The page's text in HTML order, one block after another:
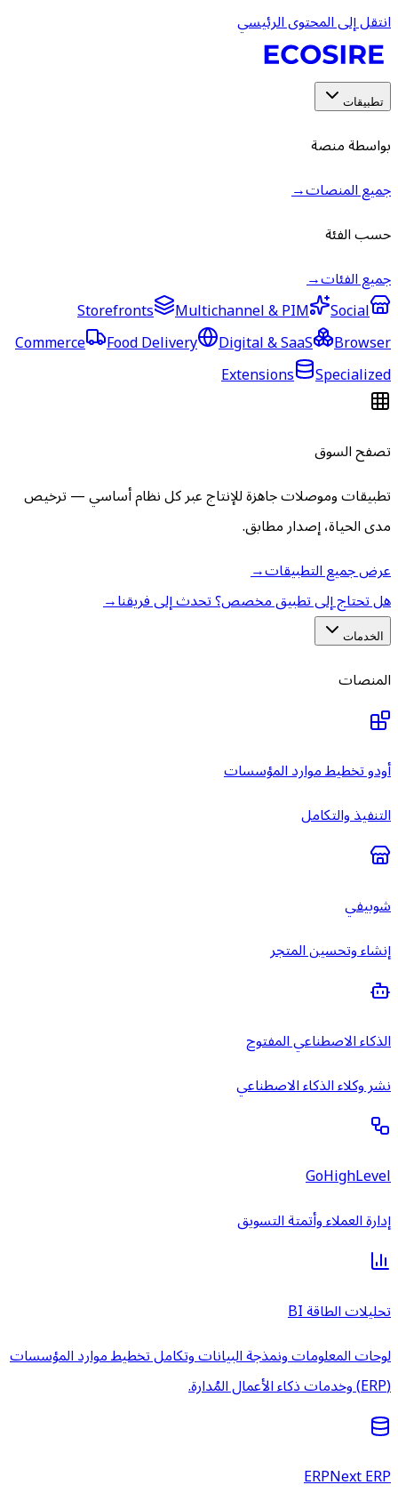
انتقل إلى المحتوى الرئيسي
تطبيقات
بواسطة منصة
جميع المنصات→
حسب الفئة
جميع الفئات→
Storefronts
Multichannel & PIM
Social
Commerce
Food Delivery Digital & SaaS
Browser
Extensions
Specialized
تصفح السوق
تطبيقات وموصلات جاهزة للإنتاج عبر كل نظام أساسي — ترخيص
مدى الحياة، إصدار مطابق.
عرض جميع التطبيقات→
هل تحتاج إلى تطبيق مخصص؟ تحدث إلى فريقنا→
الخدمات
المنصات
أودو تخطيط موارد المؤسسات
التنفيذ والتكامل
شوبيفي
إنشاء وتحسين المتجر
الذكاء الاصطناعي المفتوح
نشر وكلاء الذكاء الاصطناعي
GoHighLevel
إدارة العملاء وأتمتة التسويق
تحليلات الطاقة BI
لوحات المعلومات ونمذجة البيانات وتكامل تخطيط موارد المؤسسات
(ERP) وخدمات ذكاء الأعمال المُدارة.
ERPNext ERP